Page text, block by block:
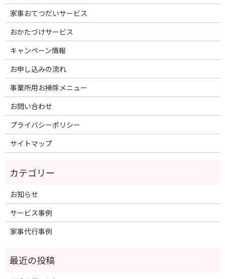
家事おてつだいサービス
おかたづけサービス
キャンペーン情報
お申し込みの流れ
事業所用お掃除メニュー
お問い合わせ
プライバシーポリシー
サイトマップ
お知らせ
サービス事例
家事代行事例